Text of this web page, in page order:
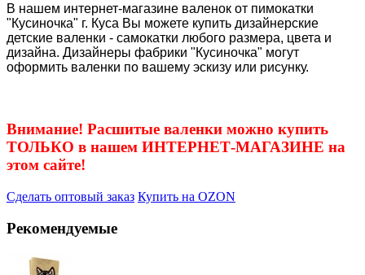
В нашем интернет-магазине валенок от пимокатки
"Кусиночка" г. Куса Вы можете купить дизайнерские
детские валенки - самокатки любого размера, цвета и
дизайна. Дизайнеры фабрики "Кусиночка" могут
оформить валенки по вашему эскизу или рисунку.
Внимание! Расшитые валенки можно купить
ТОЛЬКО в нашем ИНТЕРНЕТ-МАГАЗИНЕ на
этом сайте!
Сделать оптовый заказ Купить на OZON
Рекомендуемые